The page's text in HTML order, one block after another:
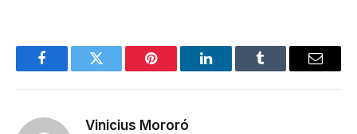
FacebookTwitter Pinterest LinkedInTumblr
E-
Vinicius Mororó